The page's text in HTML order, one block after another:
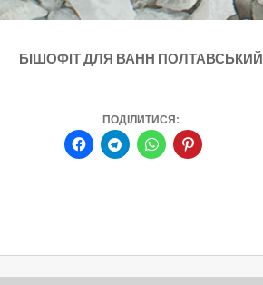
БІШОФІТ ДЛЯ ВАНН ПОЛТАВСЬКИЙ
ПОДІЛИТИСЯ: